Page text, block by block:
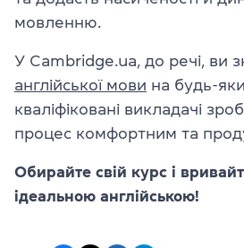
мовленню.
У Cambridge.ua, до речі, ви
англійської мови на будь-
кваліфіковані викладачі
процес комфортним та
Обирайте свій курс і
ідеальною англійською!